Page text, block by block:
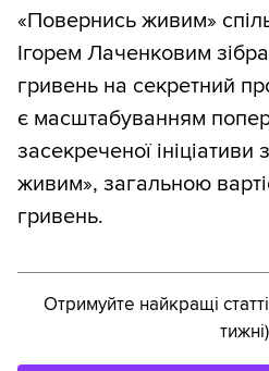
«Повернись живим»
Ігорем Лаченковим
гривень на секретний
є масштабуванням
засекреченої
живим», загальною
гривень.
Отримуйте найкращі
тижні)